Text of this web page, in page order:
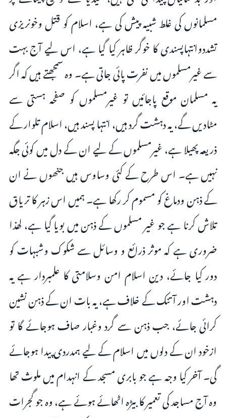
مسلمانوں کی غلط شبیہ پیش کی ہے، اسلام کو قتل وخونریزی
تشددوانتہاپسندی کا خوگر ظاہر کیا گیا ہے، اس لیے آج بہت
سے غیرمسلموں میں نفرت پائی جاتی ہے۔ وہ سمجھتے ہیں کہ اگر
یہ مسلمان موقع پاجائیں تو غیرمسلموں کو صفحہ ہستی سے
مٹادیں گے، یہ دہشت گرد ہیں، انتہا پسند ہیں، اسلام تلوار کے
ذریعہ پھیلا ہے، غیرمسلموں کے لیے ان کے دل میں کوئی جگہ
نہیں ہے۔ اس طرح کے کئی وساوس ہیں جنھوں نے ان
کے ذہن ودماغ کو مسموم کر رکھا ‌‌ہے۔ ہمیں اس زہر کا تریاق
تلاش کرنا ہے جو غیر مسلموں کے ذہن میں بویا گیا ہے، لھذا
ضروری ہے کہ موثر ذرائع و وسائل سے شکوک وشبہات کو
دور کیا جائے، دین اسلام امن وسلامتی کا علمبردار ہے یہ
دہشت اور آتنک کے خلاف ہے، یہ بات ان کے ذہن نشین
کرائی جائے، جب ذہن سے گرد وغبار صاف ہوجائے گا تو
ازخود ان کے دلوں میں اسلام کے لیے ہمدردی پیدا ہوجائے
گی۔ آخر کیا وجہ ہے جو بابری مسجد کے انہدام میں ملوث تھا
وہ آج مساجد کی تعمیر کا بیڑہ اٹھائے ہوئے ہے، وہ جو گجرات